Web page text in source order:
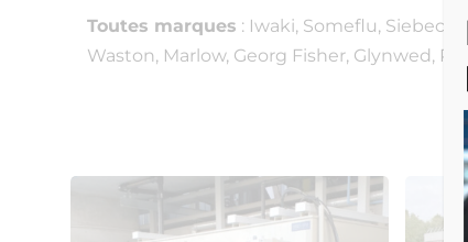
Toutes marques : Iwaki, Someflu, Siebec,
Waston, Marlow, Georg Fisher, Glynwed,